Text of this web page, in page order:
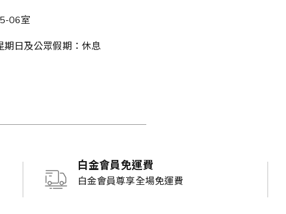
06室
日及公眾假期：休息
白金會員免運費
白金會員尊享全場免運費